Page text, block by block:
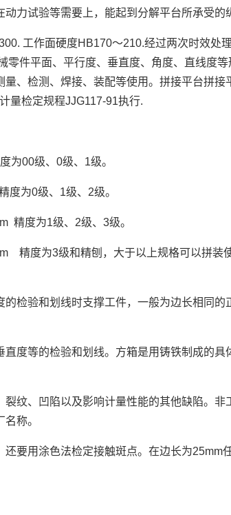
力试验等需要上，能起到分解平台所承受的
工作面硬度HB170～210.经过两次时效处
零件平面、平行度、垂直度、角度、直线度
、检测、焊接、装配等使用。拼接平台拼
量检定规程JJG117-91执行.
为00级、0级、1级。
度为0级、1级、2级。
精度为1级、2级、3级。
精度为3级和精刨，大于以上规格可以拼装
检验和划线时支撑工件，一般为边长相同
度等的检验和划线。方箱是用铸铁制成的
纹、凹陷以及影响计量性能的其他缺陷。非
称。
要用涂色法检定接触斑点。在边长为25mm